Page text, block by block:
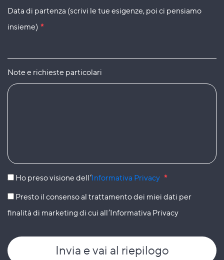
Data di partenza (scrivi le tue esigenze, poi ci pensiamo
insieme) *
Note e richieste particolari
Ho preso visione dell’Informativa Privacy *
Presto il consenso al trattamento dei miei dati per
finalità di marketing di cui all’Informativa Privacy
Invia e vai al riepilogo